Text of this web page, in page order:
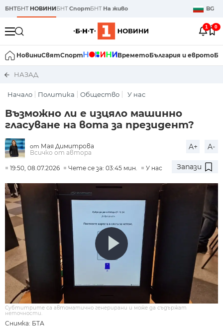
БНТБНТ НОВИНИБНТСпортБНТ На живо BG
1 0
НовиниСвятСпорт ВреметоБългария и еврото
НАЗАД
Начало Политика Общество У нас
Възможно ли е изцяло машинно
гласуване на вота за президент?
от Мая Димитрова
Всичко от автора
A+ A-
19:50, 08.07.2026 Чете се за: 03:45 мин. У нас Запази
Снимка: БТА
Субтитрите са автоматично генерирани и може да съдържат
неточности.